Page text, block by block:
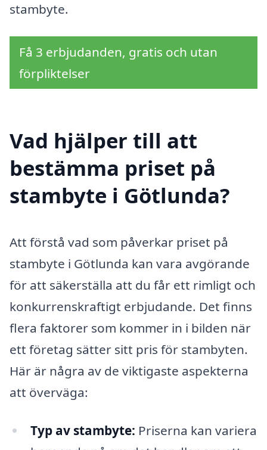
stambyte.
Få 3 erbjudanden, gratis och utan
förpliktelser
Vad hjälper till att
bestämma priset på
stambyte i Götlunda?
Att förstå vad som påverkar priset på
stambyte i Götlunda kan vara avgörande
för att säkerställa att du får ett rimligt och
konkurrenskraftigt erbjudande. Det finns
flera faktorer som kommer in i bilden när
ett företag sätter sitt pris för stambyten.
Här är några av de viktigaste aspekterna
att överväga:
Typ av stambyte: Priserna kan variera